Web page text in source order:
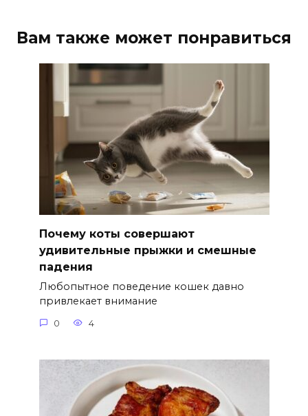
Вам также может понравиться
Почему коты совершают
удивительные прыжки и смешные
падения
Любопытное поведение кошек давно
привлекает внимание
0 4